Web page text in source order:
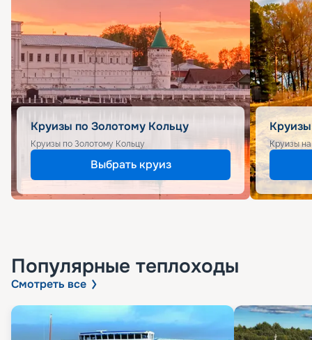
Круизы по Золотому Кольцу
Круизы по Золотому Кольцу
Выбрать круиз
Круизы
Популярные теплоходы
Смотреть все